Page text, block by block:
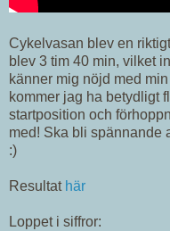
Cykelvasan blev en
blev 3 tim 40 min, vilket
känner mig nöjd med
kommer jag ha betydligt
startposition och
med! Ska bli spännande
:)
Resultat här
Loppet i siffror: